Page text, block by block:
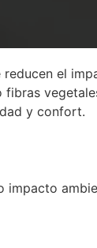
el
y confort.
impacto